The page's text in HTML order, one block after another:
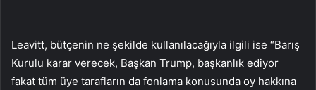
Leavitt, bütçenin ne şekilde kullanılacağıyla ilgili ise “Barış
Kurulu karar verecek, Başkan Trump, başkanlık ediyor
fakat tüm üye tarafların da fonlama konusunda oy hakkına